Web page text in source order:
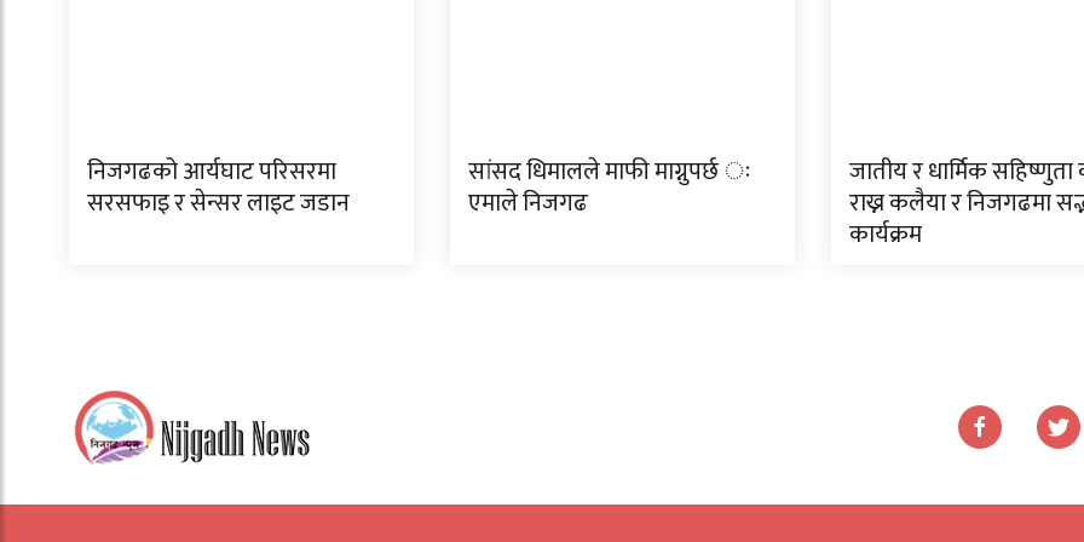
निजगढको आर्यघाट परिसरमा
सरसफाइ र सेन्सर लाइट जडान
सांसद धिमालले माफी माग्नुपर्छ ः
एमाले निजगढ
जातीय र धार्मिक
राख्न कलैया र निजगढमा
कार्यक्रम